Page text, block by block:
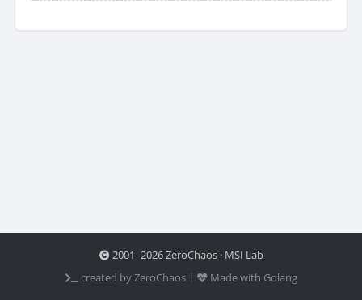
2001–2026 ZeroChaos · MSI Lab
created by ZeroChaos ⦙
Made with Golang